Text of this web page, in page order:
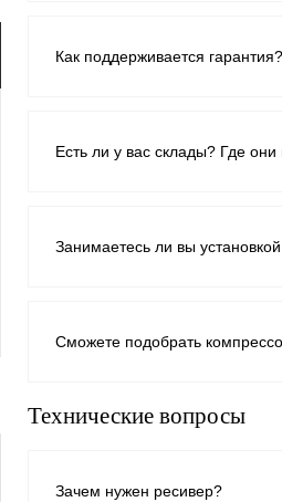
Как поддерживается гарантия?
Есть ли у вас склады? Где они
Занимаетесь ли вы
Сможете подобрать
Технические вопросы
Зачем нужен ресивер?